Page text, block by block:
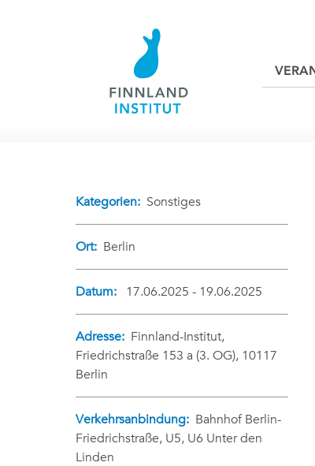
Kategorien: Sonstiges
Ort: Berlin
Datum: 17.06.2025 - 19.06.2025
Adresse: Finnland-Institut,
Friedrichstraße 153 a (3. OG), 10117
Berlin
Verkehrsanbindung: Bahnhof Berlin-
Friedrichstraße, U5, U6 Unter den
Linden